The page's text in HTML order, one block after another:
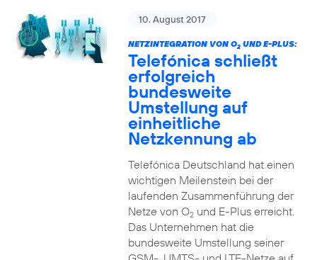
10. August 2017
NETZINTEGRATION VON O2UND E-PLUS:
Telefónica schließt
erfolgreich
bundesweite
Umstellung auf
einheitliche
Netzkennung ab
Telefónica Deutschland hat einen
wichtigen Meilenstein bei der
laufenden Zusammenführung der
Netze von O2und E-Plus erreicht.
Das Unternehmen hat die
bundesweite Umstellung seiner